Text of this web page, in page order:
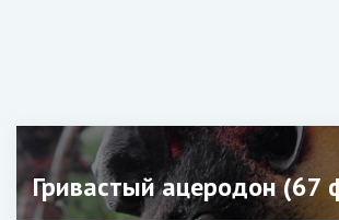
Гривастый ацеродон (67